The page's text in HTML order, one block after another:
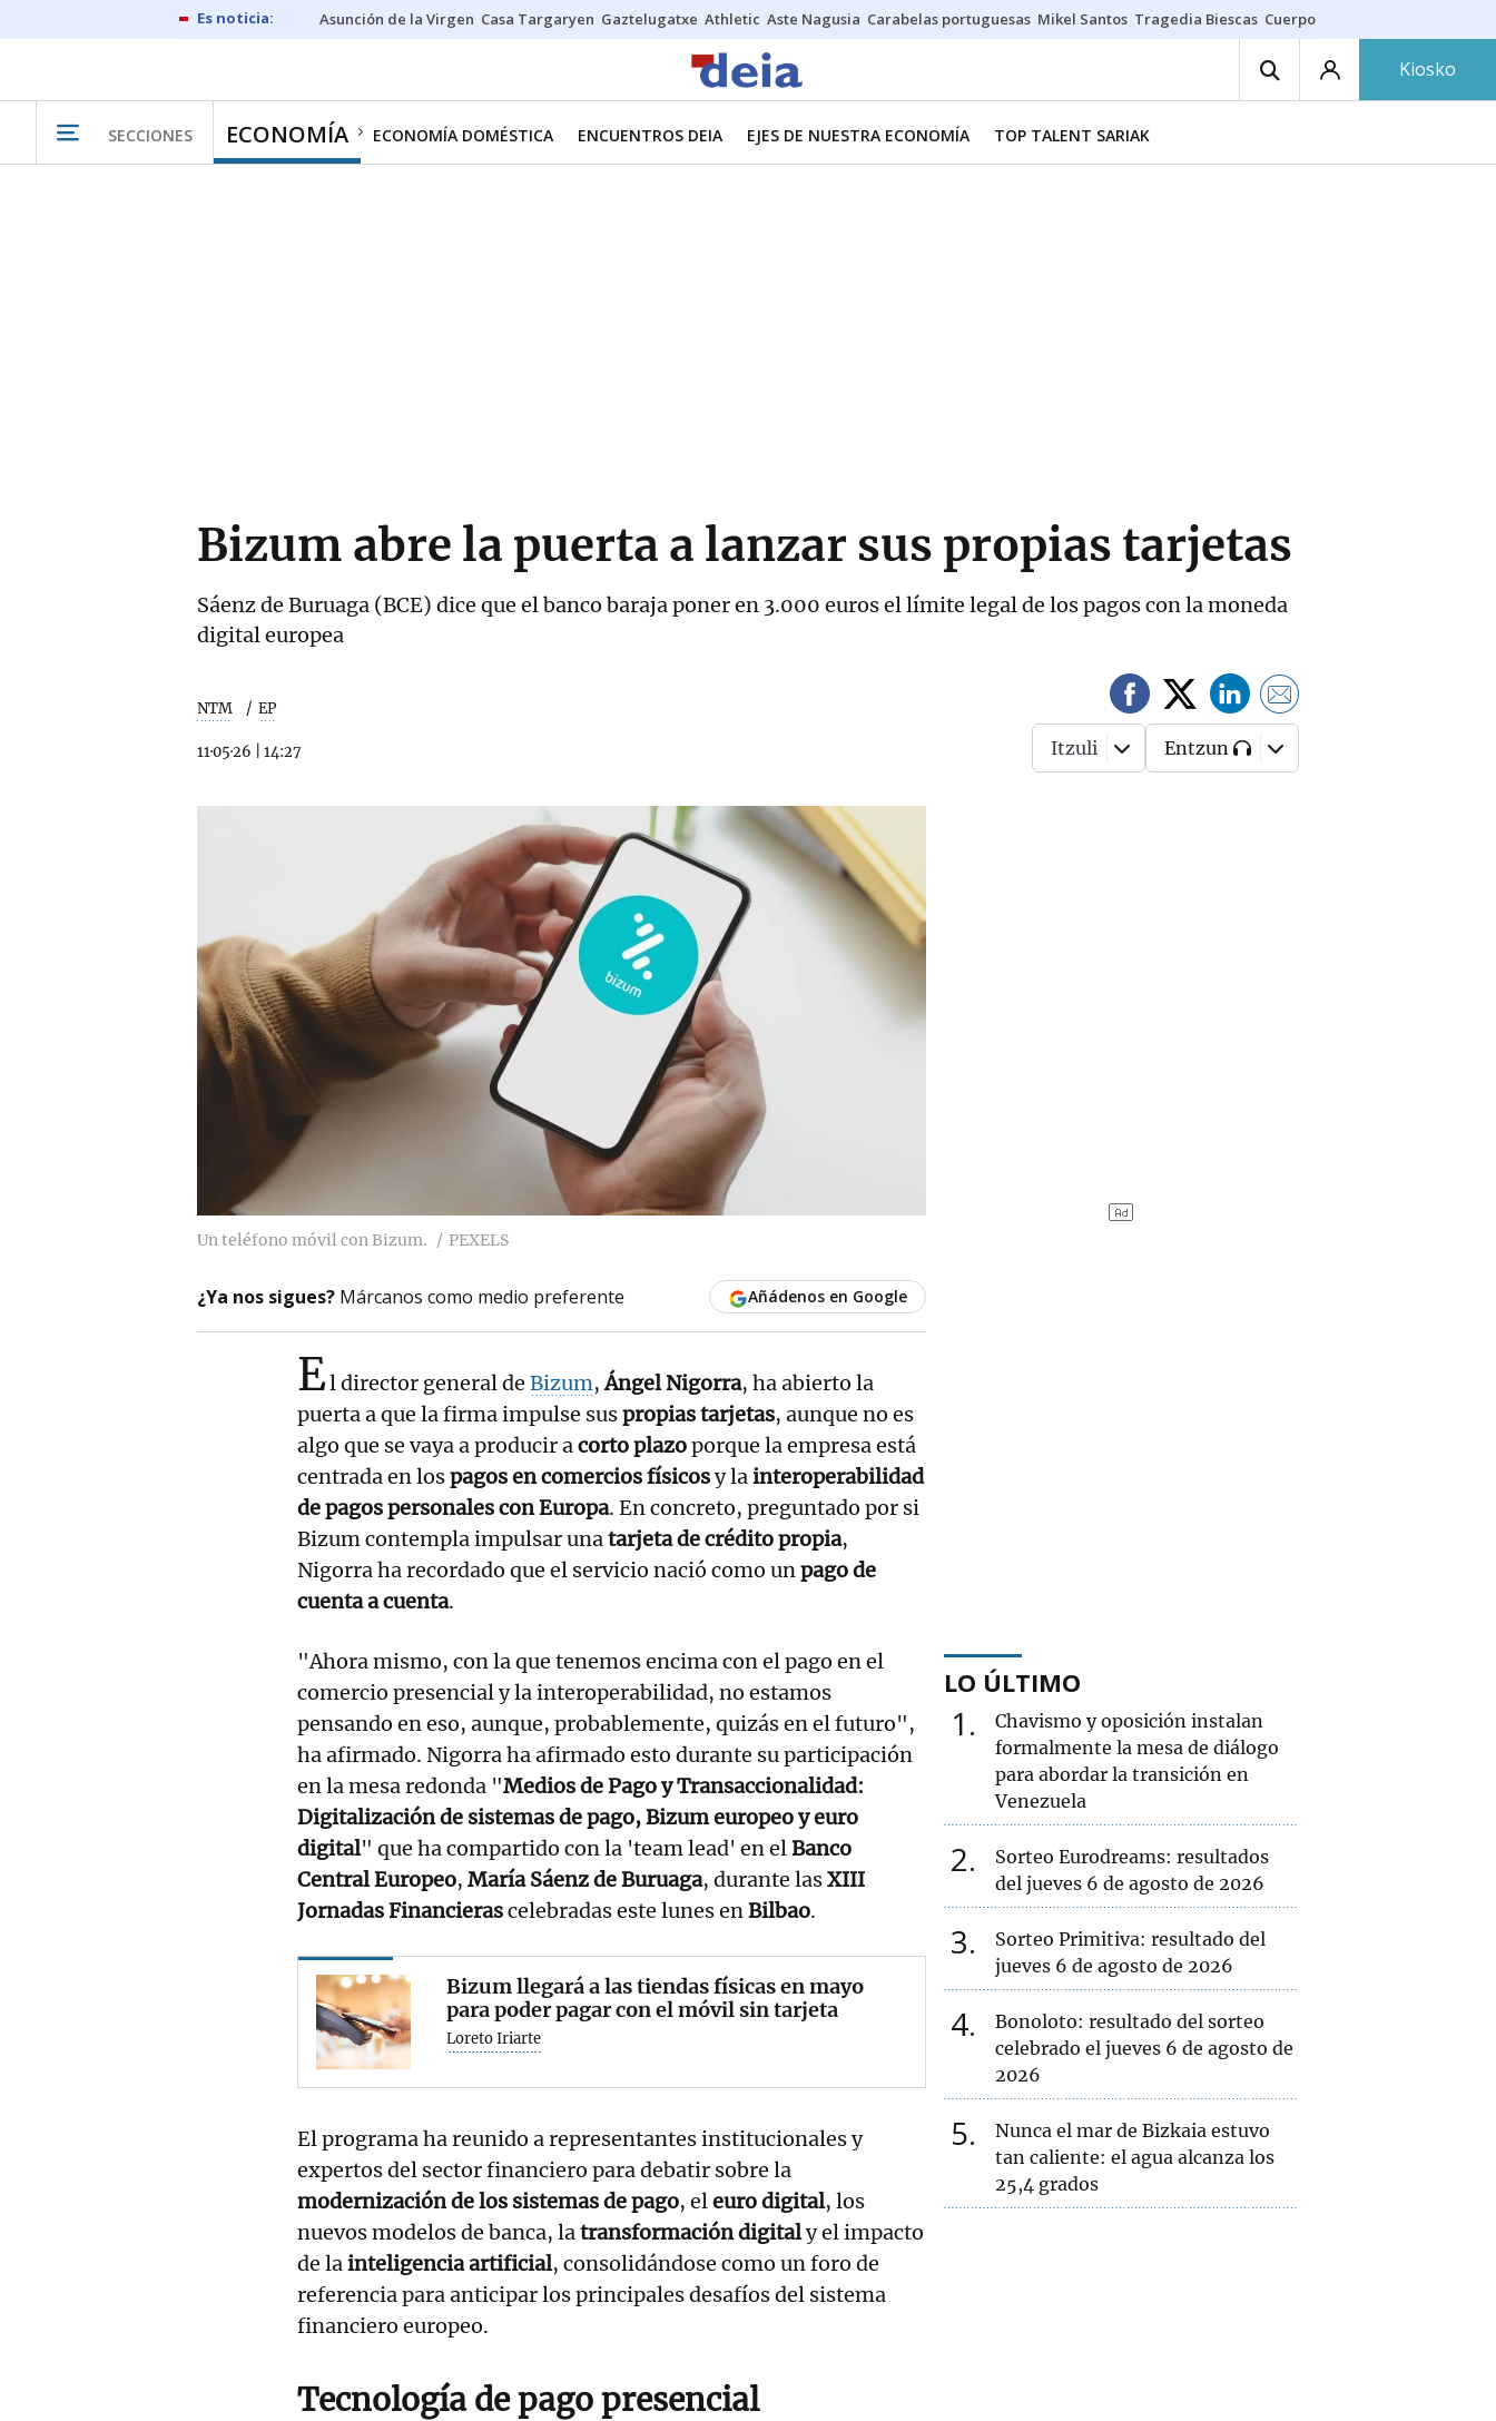
Asunción de la Virgen Casa Targaryen Gaztelugatxe Athletic Aste Nagusia Carabelas portuguesas Mikel Santos Tragedia Biescas Cuerpo ría
Kiosko
SECCIONES ECONOMÍA ECONOMÍA DOMÉSTICA ENCUENTROS DEIA EJES DE NUESTRA ECONOMÍA TOP TALENT SARIAK
Bizum abre la puerta a lanzar sus propias tarjetas
Sáenz de Buruaga (BCE) dice que el banco baraja poner en 3.000 euros el límite legal de los pagos con la moneda
digital europea
NTM EP
11·05·26 14:27 Itzuli Entzun
Un teléfono móvil con Bizum. PEXELS
¿Ya nos sigues? Márcanos como medio preferente Añádenos en Google
El director general de Bizum,Ángel Nigorra, ha abierto la
puerta a que la firma impulse suspropias tarjetas, aunque no es
algo que se vaya a producir acorto plazoporque la empresa está
centrada en lospagos en comercios físicosy lainteroperabilidad
de pagos personales con Europa. En concreto, preguntado por si
Bizum contempla impulsar unatarjeta de crédito propia,
Nigorra ha recordado que el servicio nació como unpago de
cuenta a cuenta.
"Ahora mismo, con la que tenemos encima con el pago en el
comercio presencial y la interoperabilidad, no estamos
pensando en eso, aunque, probablemente, quizás en el futuro",
ha afirmado. Nigorra ha afirmado esto durante su participación
en la mesa redonda "Medios de Pago y Transaccionalidad:
Digitalización de sistemas de pago, Bizum europeo y euro
digital" que ha compartido con la 'team lead' en elBanco
Central Europeo, María Sáenz de Buruaga, durante lasXIII
Jornadas Financierascelebradas este lunes enBilbao.
Bizum llegará a las tiendas físicas en mayo
para poder pagar con el móvil sin tarjeta
Loreto Iriarte
El programa ha reunido a representantes institucionales y
expertos del sector financiero para debatir sobre la
modernización de los sistemas de pago, eleuro digital, los
nuevos modelos de banca, latransformación digitaly el impacto
de lainteligencia artificial, consolidándose como un foro de
referencia para anticipar los principales desafíos del sistema
financiero europeo.
Tecnología de pago presencial
LO ÚLTIMO
1
Chavismo y oposición instalan
formalmente la mesa de diálogo
para abordar la transición en
Venezuela
2
Sorteo Eurodreams: resultados
del jueves 6 de agosto de 2026
3
Sorteo Primitiva: resultado del
jueves 6 de agosto de 2026
4
Bonoloto: resultado del sorteo
celebrado el jueves 6 de agosto de
2026
5
Nunca el mar de Bizkaia estuvo
tan caliente: el agua alcanza los
25,4 grados